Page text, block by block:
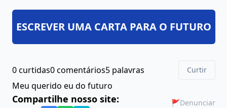
0 curtidas0 comentários5 palavras Curtir
Meu querido eu do futuro
Compartilhe nosso site: 🚩Denunciar
ESCREVER UMA CARTA PARA O FUTURO